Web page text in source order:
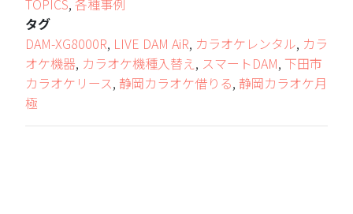
TOPICS, 各種事例
タグ
DAM-XG8000R, LIVE DAM AiR, カラオケレンタル, カラ
オケ機器, カラオケ機種入替え, スマートDAM, 下田市
カラオケリース, 静岡カラオケ借りる, 静岡カラオケ月
極